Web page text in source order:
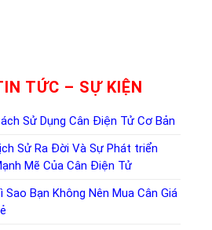
TỨC – SỰ KIỆN
Sử Dụng Cân Điện Tử Cơ Bản
Sử Ra Đời Và Sự Phát triển
Mẽ Của Cân Điện Tử
Sao Bạn Không Nên Mua Cân Giá